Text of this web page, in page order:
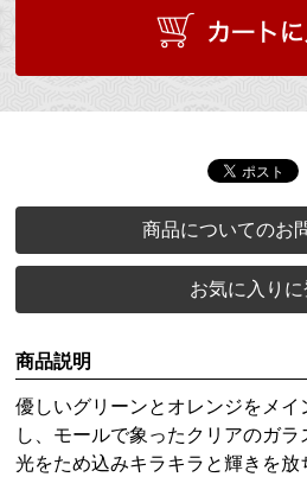
商品についてのお
お気に入り
商品説明
優しいグリーンとオレンジをメ
し、モールで象ったクリアのガラ
光をため込みキラキラと輝きを